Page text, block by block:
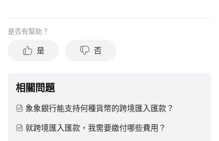
是否有幫助？
是 否
相關問題
象象銀行能支持何種貨幣的跨境匯入匯款？
就跨境匯入匯款，我需要繳付哪些費用？